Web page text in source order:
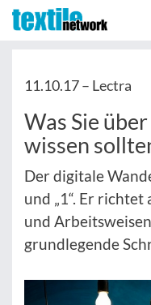
11.10.17 – Lectra
Was Sie
wissen
Der digitale
und „1“. Er
und
grundlegende